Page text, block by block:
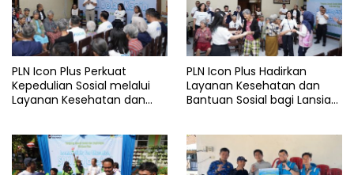
PLN Icon Plus Perkuat
Kepedulian Sosial melalui
Layanan Kesehatan dan
PLN Icon Plus Hadirkan
Layanan Kesehatan dan
Bantuan Sosial bagi Lansia